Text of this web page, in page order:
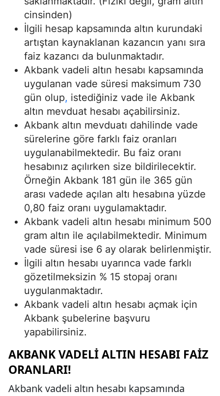
cinsinden)
İlgili hesap kapsamında altın kurundaki
artıştan kaynaklanan kazancın yanı sıra
faiz kazancı da bulunmaktadır.
Akbank vadeli altın hesabı kapsamında
uygulanan vade süresi maksimum 730
gün olup, istediğiniz vade ile Akbank
altın mevduat hesabı açabilirsiniz.
Akbank altın mevduatı dahilinde vade
sürelerine göre farklı faiz oranları
uygulanabilmektedir. Bu faiz oranı
hesabınız açılırken size bildirilecektir.
Örneğin Akbank 181 gün ile 365 gün
arası vadede açılan altı hesabına yüzde
0,80 faiz oranı uygulamaktadır.
Akbank vadeli altın hesabı minimum 500
gram altın ile açılabilmektedir. Minimum
vade süresi ise 6 ay olarak belirlenmiştir.
İlgili altın hesabı uyarınca vade farklı
gözetilmeksizin % 15 stopaj oranı
uygulanmaktadır.
Akbank vadeli altın hesabı açmak için
Akbank şubelerine başvuru
yapabilirsiniz.
AKBANK VADELI ALTIN HESABI FAIZ
ORANLARI!
Akbank vadeli altın hesabı kapsamında